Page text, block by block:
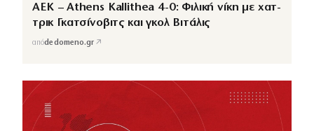
ΑΕΚ – Athens Kallithea 4-0: Φιλική νίκη με χατ-
τρικ Γκατσίνοβιτς και γκολ Βιτάλις
απόdedomeno.gr ↗